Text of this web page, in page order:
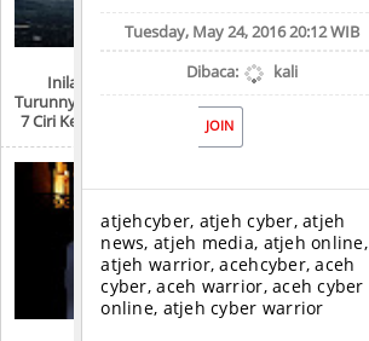
Inilah Tempat
Turunnya Nabi Isa Dan
7 Ciri Kedatangannya
Tuesday, May 24, 2016 20:12 WIB
Dibaca:
kali
JOIN
atjehcyber, atjeh cyber, atjeh
news, atjeh media, atjeh online,
atjeh warrior, acehcyber, aceh
cyber, aceh warrior, aceh cyber
online, atjeh cyber warrior